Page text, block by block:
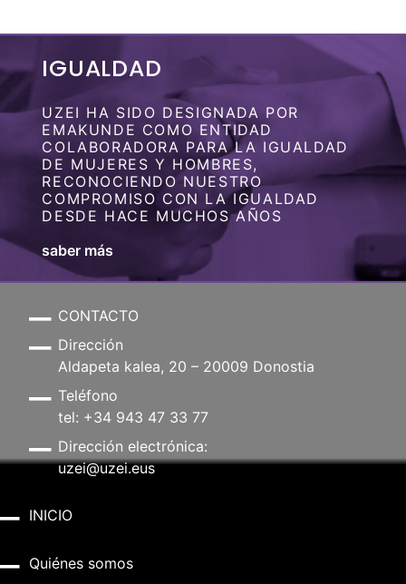
IGUALDAD
UZEI HA SIDO DESIGNADA POR
EMAKUNDE COMO ENTIDAD
COLABORADORA PARA LA IGUALDAD
DE MUJERES Y HOMBRES,
RECONOCIENDO NUESTRO
COMPROMISO CON LA IGUALDAD
DESDE HACE MUCHOS AÑOS
saber más
CONTACTO
Dirección
Aldapeta kalea, 20 – 20009 Donostia
Teléfono
tel: +34 943 47 33 77
Dirección electrónica:
uzei@uzei.eus
INICIO
Quiénes somos